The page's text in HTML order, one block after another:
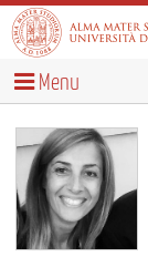
Menu